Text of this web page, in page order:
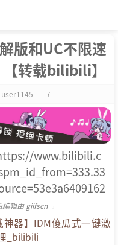
版和UC不限速
转载bilibili】
user1145 - 7
www.bilibili.c
编辑由 giifscn
神器】IDM傻瓜式一键激
_bilibili